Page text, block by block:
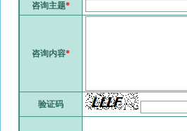
咨询主题*
咨询内容*
验证码